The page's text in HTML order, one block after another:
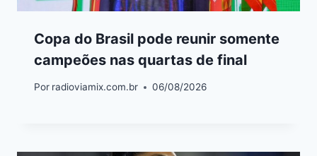
Copa do Brasil pode reunir somente
campeões nas quartas de final
Por radioviamix.com.br 06/08/2026